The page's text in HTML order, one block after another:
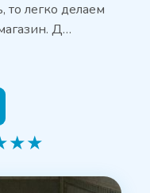
то легко делаем
Д…
★★